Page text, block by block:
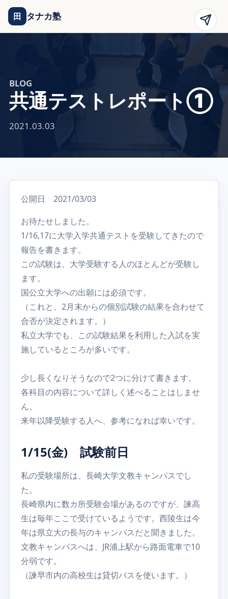
田 タナカ塾
BLOG
共通テストレポート①
2021.03.03
公開日 2021/03/03
お待たせしました。
1/16,17に大学入学共通テストを受験してきたので
報告を書きます。
この試験は、大学受験する人のほとんどが受験し
ます。
国公立大学への出願には必須です。
（これと、2月末からの個別試験の結果を合わせて
合否が決定されます。）
私立大学でも、この試験結果を利用した入試を実
施しているところが多いです。
少し長くなりそうなので2つに分けて書きます。
各科目の内容について詳しく述べることはしませ
ん。
来年以降受験する人へ、参考になれば幸いです。
1/15(金) 試験前日
私の受験場所は、長崎大学文教キャンパスでし
た。
長崎県内に数カ所受験会場があるのですが、諫高
生は毎年ここで受けているようです。西陵生は今
年は県立大の長与のキャンパスだと聞きました。
文教キャンパスへは、JR浦上駅から路面電車で10
分弱です。
（諫早市内の高校生は貸切バスを使います。）